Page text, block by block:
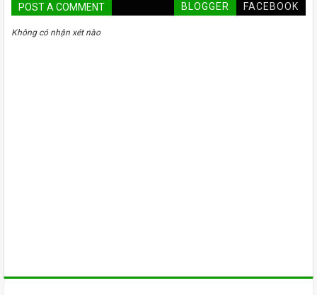
POST A COMMENT BLOGGER FACEBOOK
Không có nhận xét nào